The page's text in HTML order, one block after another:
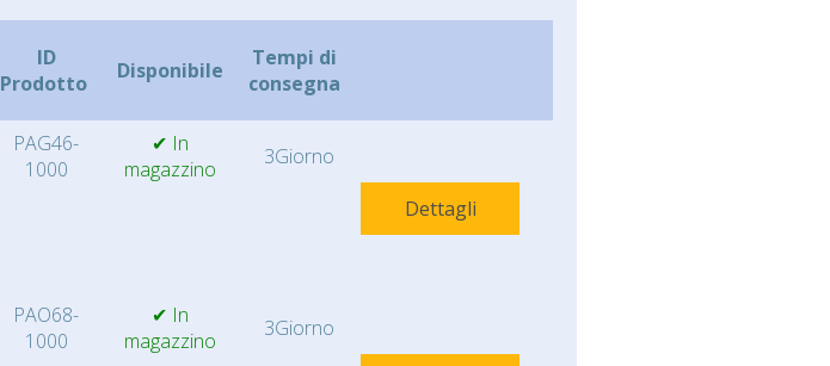
ID
Prodotto
Disponibile
Tempi di
consegna
PAG46-
1000
✔ In
magazzino
3Giorno
Dettagli
PAO68-
1000
✔ In
magazzino
3Giorno